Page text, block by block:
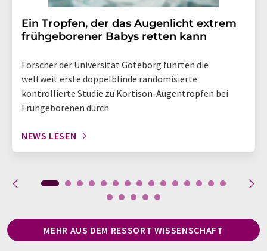
Ein Tropfen, der das Augenlicht extrem
frühgeborener Babys retten kann
Forscher der Universität Göteborg führten die
weltweit erste doppelblinde randomisierte
kontrollierte Studie zu Kortison-Augentropfen bei
Frühgeborenen durch
NEWS LESEN
MEHR AUS DEM RESSORT WISSENSCHAFT